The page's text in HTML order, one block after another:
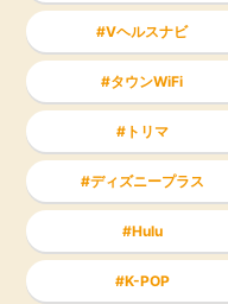
Vヘルスナビ
タウンWiFi
トリマ
ディズニープラス
Hulu
K-POP